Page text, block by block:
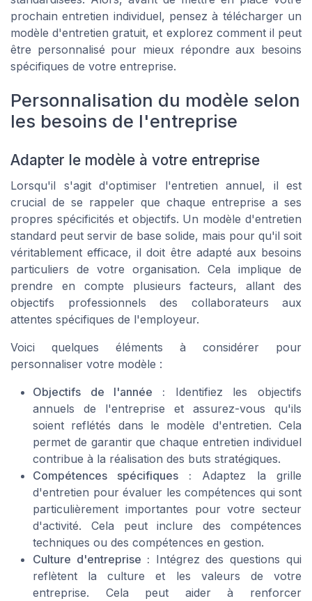
prochain entretien individuel, pensez à télécharger un
modèle d'entretien gratuit, et explorez comment il peut
être personnalisé pour mieux répondre aux besoins
spécifiques de votre entreprise.
Personnalisation du modèle selon
les besoins de l'entreprise
Adapter le modèle à votre entreprise
Lorsqu'il s'agit d'optimiser l'entretien annuel, il est
crucial de se rappeler que chaque entreprise a ses
propres spécificités et objectifs. Un modèle d'entretien
standard peut servir de base solide, mais pour qu'il soit
véritablement efficace, il doit être adapté aux besoins
particuliers de votre organisation. Cela implique de
prendre en compte plusieurs facteurs, allant des
objectifs professionnels des collaborateurs aux
attentes spécifiques de l'employeur.
Voici quelques éléments à considérer pour
personnaliser votre modèle :
Objectifs de l'année : Identifiez les objectifs
annuels de l'entreprise et assurez-vous qu'ils
soient reflétés dans le modèle d'entretien. Cela
permet de garantir que chaque entretien individuel
contribue à la réalisation des buts stratégiques.
Compétences spécifiques : Adaptez la grille
d'entretien pour évaluer les compétences qui sont
particulièrement importantes pour votre secteur
d'activité. Cela peut inclure des compétences
techniques ou des compétences en gestion.
Culture d'entreprise : Intégrez des questions qui
reflètent la culture et les valeurs de votre
entreprise. Cela peut aider à renforcer